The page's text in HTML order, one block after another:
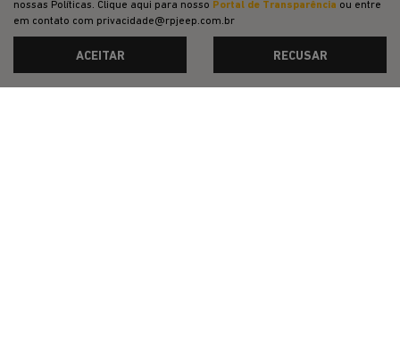
SOLUÇÕES FINANCEIRAS
nossas Políticas. Clique aqui para nosso Portal de Transparência ou entre
em contato com privacidade@rpjeep.com.br
ACEITAR RECUSAR